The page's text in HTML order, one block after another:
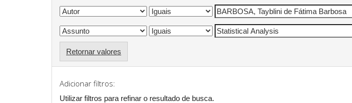
Retornar valores
Adicionar filtros:
Utilizar filtros para refinar o resultado de busca.